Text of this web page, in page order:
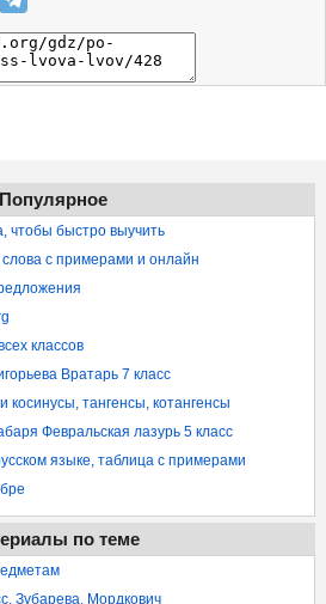
Популярное
чтобы быстро выучить
с примерами и онлайн
классов
Вратарь 7 класс
косинусы, тангенсы, котангенсы
Февральская лазурь 5 класс
языке, таблица с примерами
по теме
Зубарева, Мордкович